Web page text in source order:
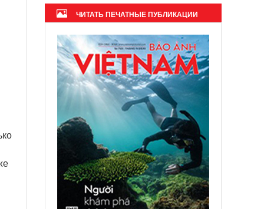
ЧИТАТЬ ПЕЧАТНЫЕ ПУБЛИКАЦИИ